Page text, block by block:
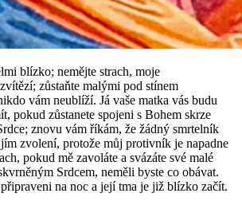
blízko; nemějte strach, moje
zůstaňte malými pod stínem
vám neublíží. Já vaše matka vás budu
pokud zůstanete spojeni s Bohem skrze
znovu vám říkám, že žádný smrtelník
zvolení, protože můj protivník je napadne
pokud mě zavoláte a svázáte své malé
Srdcem, neměli byste co obávat.
na noc a její tma je již blízko začít.